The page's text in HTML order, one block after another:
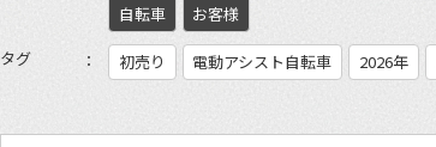
自転車
お客様
タグ
初売り 電動アシスト自転車 2026年